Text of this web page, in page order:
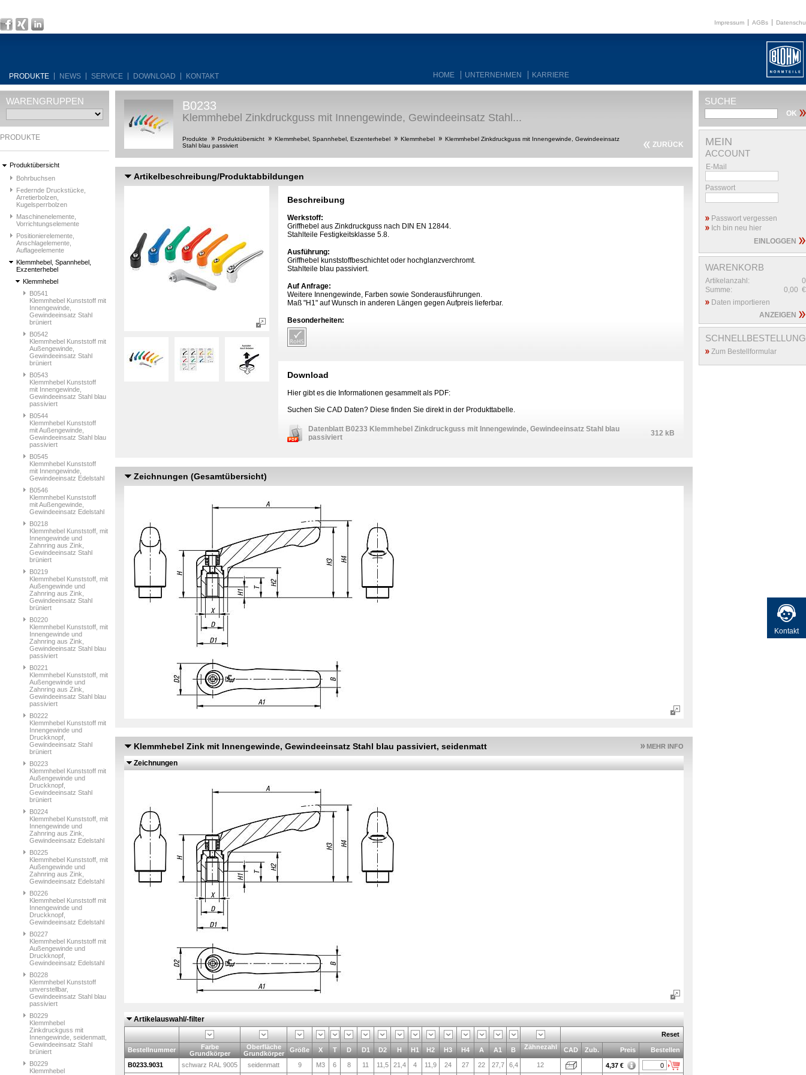
Kontakt
Impressum AGBs
PRODUKTE NEWS SERVICE DOWNLOAD KONTAKT HOME UNTERNEHMEN KARRIERE
WARENGRUPPEN
PRODUKTE
Produktübersicht
Bohrbuchsen
Federnde Druckstücke,
Arretierbolzen,
Kugelsperrbolzen
Maschinenelemente,
Vorrichtungselemente
Positionierelemente,
Anschlagelemente,
Auflageelemente
Klemmhebel, Spannhebel,
Exzenterhebel
Klemmhebel
B0541
Klemmhebel Kunststoff mit
Innengewinde,
Gewindeeinsatz Stahl
brüniert
B0542
Klemmhebel Kunststoff mit
Außengewinde,
Gewindeeinsatz Stahl
brüniert
B0543
Klemmhebel Kunststoff
mit Innengewinde,
Gewindeeinsatz Stahl blau
passiviert
B0544
Klemmhebel Kunststoff
mit Außengewinde,
Gewindeeinsatz Stahl blau
passiviert
B0545
Klemmhebel Kunststoff
mit Innengewinde,
Gewindeeinsatz Edelstahl
B0546
Klemmhebel Kunststoff
mit Außengewinde,
Gewindeeinsatz Edelstahl
B0218
Klemmhebel Kunststoff, mit
Innengewinde und
Zahnring aus Zink,
Gewindeeinsatz Stahl
brüniert
B0219
Klemmhebel Kunststoff, mit
Außengewinde und
Zahnring aus Zink,
Gewindeeinsatz Stahl
brüniert
B0220
Klemmhebel Kunststoff, mit
Innengewinde und
Zahnring aus Zink,
Gewindeeinsatz Stahl blau
passiviert
B0221
Klemmhebel Kunststoff, mit
Außengewinde und
Zahnring aus Zink,
Gewindeeinsatz Stahl blau
passiviert
B0222
Klemmhebel Kunststoff mit
Innengewinde und
Druckknopf,
Gewindeeinsatz Stahl
brüniert
B0223
Klemmhebel Kunststoff mit
Außengewinde und
Druckknopf,
Gewindeeinsatz Stahl
brüniert
B0224
Klemmhebel Kunststoff, mit
Innengewinde und
Zahnring aus Zink,
Gewindeeinsatz Edelstahl
B0225
Klemmhebel Kunststoff, mit
Außengewinde und
Zahnring aus Zink,
Gewindeeinsatz Edelstahl
B0226
Klemmhebel Kunststoff mit
Innengewinde und
Druckknopf,
Gewindeeinsatz Edelstahl
B0227
Klemmhebel Kunststoff mit
Außengewinde und
Druckknopf,
Gewindeeinsatz Edelstahl
B0228
Klemmhebel Kunststoff
unverstellbar,
Gewindeeinsatz Stahl blau
passiviert
B0229
Klemmhebel
Zinkdruckguss mit
Innengewinde, seidenmatt,
Gewindeeinsatz Stahl
brüniert
B0229
Klemmhebel
B0233
Klemmhebel Zinkdruckguss mit Innengewinde, Gewindeeinsatz Stahl...
ZURÜCK
Produkte Produktübersicht Klemmhebel, Spannhebel, Exzenterhebel Klemmhebel
Klemmhebel Zinkdruckguss mit Innengewinde, Gewindeeinsatz
Stahl blau passiviert
Artikelbeschreibung/Produktabbildungen
Beschreibung
Werkstoff:
Griffhebel aus Zinkdruckguss nach DIN EN 12844.
Stahlteile Festigkeitsklasse 5.8.
Ausführung:
Griffhebel kunststoffbeschichtet oder hochglanzverchromt.
Stahlteile blau passiviert.
Auf Anfrage:
Weitere Innengewinde, Farben sowie Sonderausführungen.
Maß "H1" auf Wunsch in anderen Längen gegen Aufpreis lieferbar.
Besonderheiten:
Download
Hier gibt es die Informationen gesammelt als PDF:
Suchen Sie CAD Daten? Diese finden Sie direkt in der Produkttabelle.
Datenblatt B0233 Klemmhebel Zinkdruckguss mit Innengewinde, Gewindeeinsatz Stahl blau
passiviert
312 kB
Zeichnungen (Gesamtübersicht)
Klemmhebel Zink mit Innengewinde, Gewindeeinsatz Stahl blau passiviert, seidenmatt MEHR INFO
Zeichnungen
Artikelauswahl/-filter
Reset
Bestellnummer
Farbe
Grundkörper
Oberfläche
Grundkörper
Größe X T D D1 D2 H H1 H2 H3 H4 A A1 B Zähnezahl CAD Zub. Preis Bestellen
B0233.9031 schwarz RAL 9005 seidenmatt 9 M3 6 8 11 11,5 21,4 4 11,9 24 27 22 27,7 6,4 12 4,37 €
SUCHE
MEIN
ACCOUNT
E-Mail
Passwort
Passwort vergessen
Ich bin neu hier
WARENKORB
Artikelanzahl:
0
Summe:
0,00 €
Daten importieren
ANZEIGEN
SCHNELLBESTELLUNG
Zum Bestellformular